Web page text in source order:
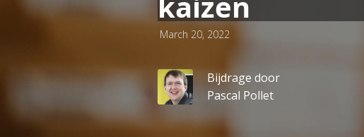
March 20, 2022
Bijdrage door
Pascal Pollet